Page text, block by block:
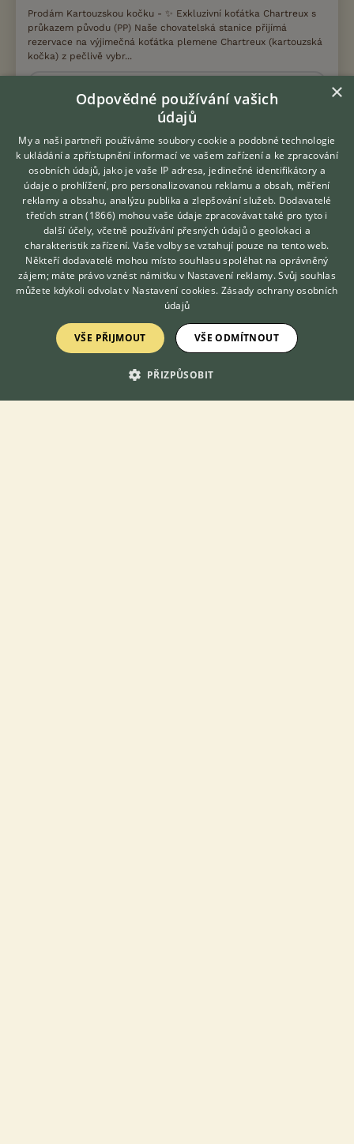
Prodám Kartouzskou kočku - ✨ Exkluzivní koťátka Chartreux s
průkazem původu (PP) Naše chovatelská stanice přijímá
rezervace na výjimečná koťátka plemene Chartreux (kartouzská
kočka) z pečlivě vybr...
Chomutov, okr. Chomutov
REGISTROVANÁ CHOVATELSKÁ STANICE
NABÍZÍM K ADOPCI
Kocourek Macek hledá nový domov
Hledáte zvířecího kamaráda?
Zdarma vám poradí
VETERINÁŘ ONLINE
KONZULTOVAT S
VETERINÁŘEM
×
Odpovědné používání vašich
údajů
My a naši partneři používáme soubory cookie a podobné technologie
k ukládání a zpřístupnění informací ve vašem zařízení a ke zpracování
osobních údajů, jako je vaše IP adresa, jedinečné identifikátory a
údaje o prohlížení, pro personalizovanou reklamu a obsah, měření
reklamy a obsahu, analýzu publika a zlepšování služeb. Dodavatelé
třetích stran (1866) mohou vaše údaje zpracovávat také pro tyto i
další účely, včetně používání přesných údajů o geolokaci a
charakteristik zařízení. Vaše volby se vztahují pouze na tento web.
Někteří dodavatelé mohou místo souhlasu spoléhat na oprávněný
zájem; máte právo vznést námitku v Nastavení reklamy. Svůj souhlas
můžete kdykoli odvolat v Nastavení cookies. Zásady ochrany osobních
údajů
VŠE PŘIJMOUT VŠE ODMÍTNOUT
PŘIZPŮSOBIT